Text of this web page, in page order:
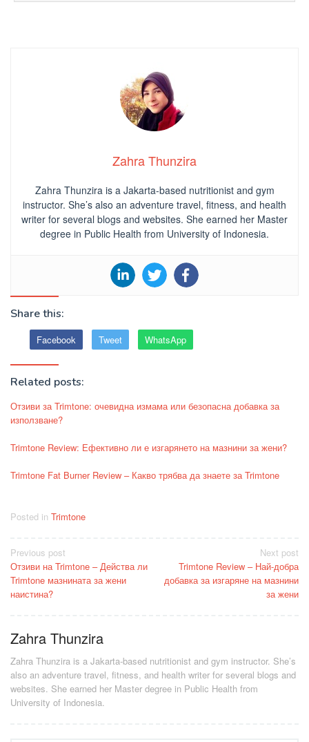
Zahra Thunzira
Zahra Thunzira is a Jakarta-based nutritionist and gym
instructor. She’s also an adventure travel, fitness, and health
writer for several blogs and websites. She earned her Master
degree in Public Health from University of Indonesia.
Share this:
Facebook Tweet WhatsApp
Related posts:
Отзиви за Trimtone: очевидна измама или безопасна добавка за
използване?
Trimtone Review: Ефективно ли е изгарянето на мазнини за жени?
Trimtone Fat Burner Review – Какво трябва да знаете за Trimtone
Posted in Trimtone
Post
navigation
Previous post
Отзиви на Trimtone – Действа ли
Trimtone мазнината за жени
наистина?
Next post
Trimtone Review – Най-добра
добавка за изгаряне на мазнини
за жени
Zahra Thunzira
Zahra Thunzira is a Jakarta-based nutritionist and gym instructor. She’s
also an adventure travel, fitness, and health writer for several blogs and
websites. She earned her Master degree in Public Health from
University of Indonesia.